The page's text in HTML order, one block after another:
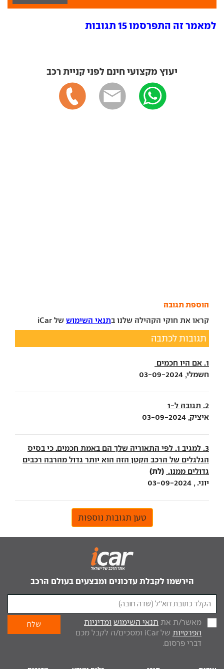
למאמר זה התפרסמו 15 תגובות
יעוץ מקצועי חינם לפני קניית רכב
הוספת תגובה
קראו את חוקי הקהילה שלנו בתנאי השימוש של iCar
תגובות לכתבה
1. אם היו חכמים
חשמלי, 03-09-2024
2. תגובה ל-1
איציק, 03-09-2024
3. למגיב 1. לפי התאוריה שלך הם באמת חכמים. כי בסיס
הגלגלים של הרכב הקטן הזה הוא יותר גדול מהרבה רכבים
גדולים ממנו. (לת)
יוני. , 03-09-2024
טען תגובות נוספות
הירשמו לקבלת עדכונים ומבצעים בעולם הרכב
מאשר/ת את תנאי השימוש ומדיניות
הפרטיות
של iCar ומסכים/ה לקבל מכם
דברי פרסום.